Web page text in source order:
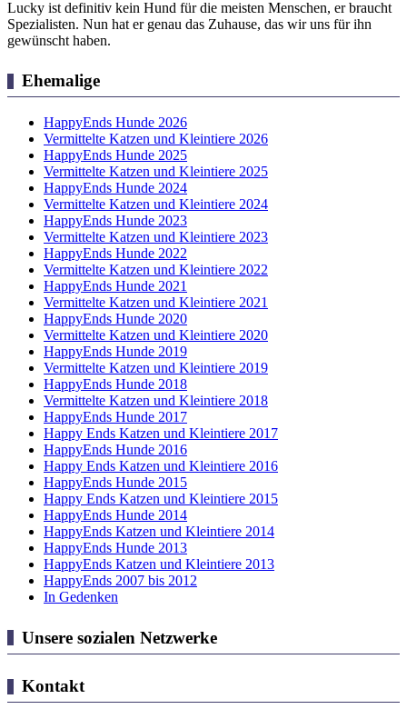
Lucky ist definitiv kein Hund für die meisten Menschen, er braucht
Spezialisten. Nun hat er genau das Zuhause, das wir uns für ihn
gewünscht haben.
Ehemalige
HappyEnds Hunde 2026
Vermittelte Katzen und Kleintiere 2026
HappyEnds Hunde 2025
Vermittelte Katzen und Kleintiere 2025
HappyEnds Hunde 2024
Vermittelte Katzen und Kleintiere 2024
HappyEnds Hunde 2023
Vermittelte Katzen und Kleintiere 2023
HappyEnds Hunde 2022
Vermittelte Katzen und Kleintiere 2022
HappyEnds Hunde 2021
Vermittelte Katzen und Kleintiere 2021
HappyEnds Hunde 2020
Vermittelte Katzen und Kleintiere 2020
HappyEnds Hunde 2019
Vermittelte Katzen und Kleintiere 2019
HappyEnds Hunde 2018
Vermittelte Katzen und Kleintiere 2018
HappyEnds Hunde 2017
Happy Ends Katzen und Kleintiere 2017
HappyEnds Hunde 2016
Happy Ends Katzen und Kleintiere 2016
HappyEnds Hunde 2015
Happy Ends Katzen und Kleintiere 2015
HappyEnds Hunde 2014
HappyEnds Katzen und Kleintiere 2014
HappyEnds Hunde 2013
HappyEnds Katzen und Kleintiere 2013
HappyEnds 2007 bis 2012
In Gedenken
Unsere sozialen Netzwerke
Kontakt